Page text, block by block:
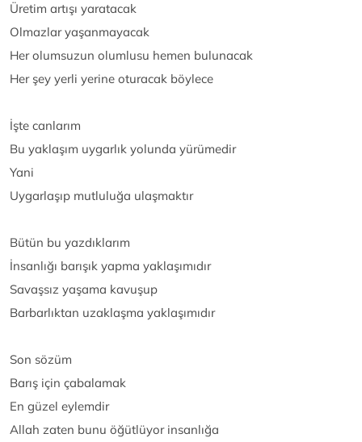
Üretim artışı yaratacak
Olmazlar yaşanmayacak
Her olumsuzun olumlusu hemen bulunacak
Her şey yerli yerine oturacak böylece
İşte canlarım
Bu yaklaşım uygarlık yolunda yürümedir
Yani
Uygarlaşıp mutluluğa ulaşmaktır
Bütün bu yazdıklarım
İnsanlığı barışık yapma yaklaşımıdır
Savaşsız yaşama kavuşup
Barbarlıktan uzaklaşma yaklaşımıdır
Son sözüm
Barış için çabalamak
En güzel eylemdir
Allah zaten bunu öğütlüyor insanlığa